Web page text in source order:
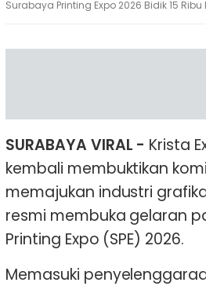
Surabaya Printing Expo 2026 Bidik 15
SURABAYA VIRAL - Krista
kembali membuktikan
memajukan industri
resmi membuka gelaran
Printing Expo (SPE) 2026.
Memasuki